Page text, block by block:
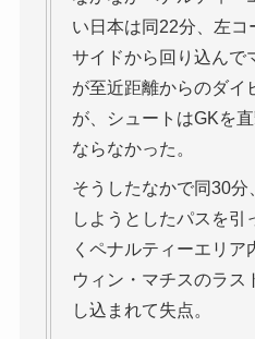
い日本は同22分、左
サイドから回り込んで
が至近距離からのダイ
が、シュートはGKを
ならなかった。
そうしたなかで同30
しようとしたパスを引
くペナルティーエリ
ウィン・マチスのラス
し込まれて失点。